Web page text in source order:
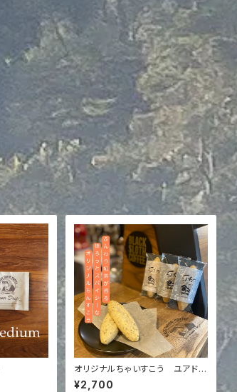
オリジナルちゃいすこう ユアドリ
ップ 5p ギフトボックス
¥2,700